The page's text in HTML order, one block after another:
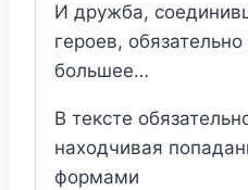
И дружба,
героев,
большее…
В тексте
находчивая
формами